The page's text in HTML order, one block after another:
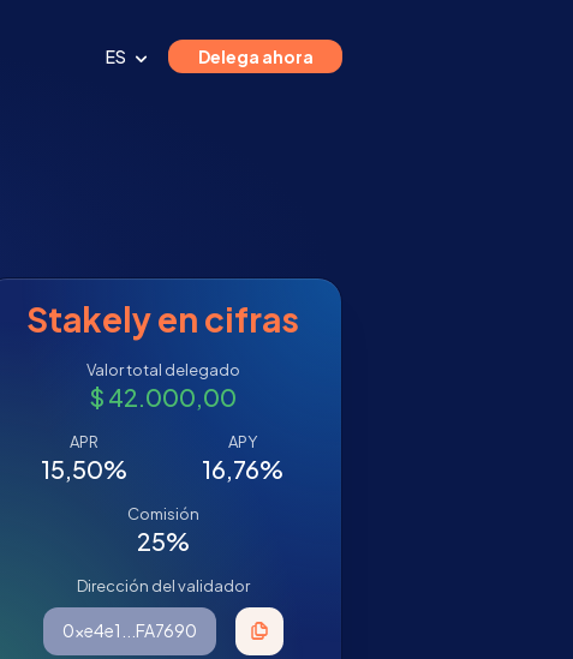
ES Delega ahora
Stakely en cifras
Valor total delegado
$ 42.000,00
APR
15,50%
APY
16,76%
Comisión
25%
Dirección del validador
0xe4e1...FA7690